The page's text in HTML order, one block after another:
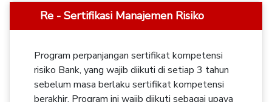
Re - Sertifikasi Manajemen Risiko
Program perpanjangan sertifikat kompetensi
risiko Bank, yang wajib diikuti di setiap 3 tahun
sebelum masa berlaku sertifikat kompetensi
berakhir. Program ini wajib diikuti sebagai upaya